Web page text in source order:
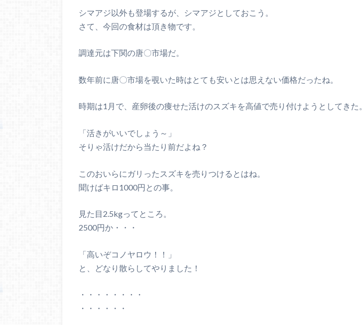
シマアジ以外も登場するが、シマアジとしておこう。
さて、今回の食材は頂き物です。
調達元は下関の唐〇市場だ。
数年前に唐〇市場を覗いた時はとても安いとは思えない価格だったね。
時期は1月で、産卵後の痩せた活けのスズキを高値で売り付けようとしてきた。
「活きがいいでしょう～」
そりゃ活けだから当たり前だよね？
このおいらにガリったスズキを売りつけるとはね。
聞けばキロ1000円との事。
見た目2.5kgってところ。
2500円か・・・
「高いぞコノヤロウ！！」
と、どなり散らしてやりました！
・・・・・・・・
・・・・・・